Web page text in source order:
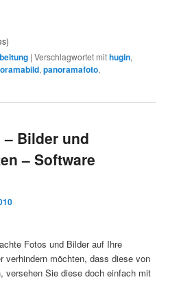
|Verschlagwortet mithugin,
,panoramafoto,
– Bilder und
– Software
Fotos und Bilder auf Ihre
verhindern möchten, dass diese von
versehen Sie diese doch einfach mit